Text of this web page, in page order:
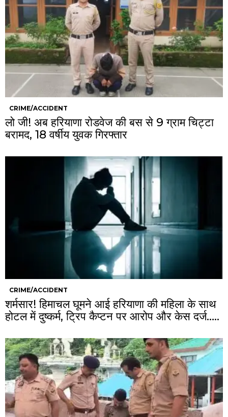
CRIME/ACCIDENT
लो जी! अब हरियाणा रोडवेज की बस से 9 ग्राम चिट्टा
बरामद, 18 वर्षीय युवक गिरफ्तार
CRIME/ACCIDENT
शर्मसार! हिमाचल घूमने आई हरियाणा की महिला के साथ
होटल में दुष्कर्म, ट्रिप कैप्टन पर आरोप और केस दर्ज…..